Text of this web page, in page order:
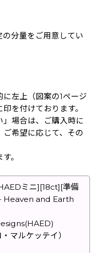
分量をご用意してい
左上（図案の1ページ
を付けております。
場合は、ご購入時に
希望に応じて、その
。
ミニ][18ct][準備
Heaven and Earth
マルケッテイ）